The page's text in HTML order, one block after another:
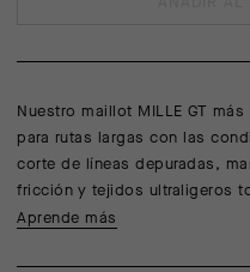
Nuestro maillot MILLE GT
para rutas largas con las
corte de líneas depuradas,
fricción y tejidos ultraligeros
Aprende más